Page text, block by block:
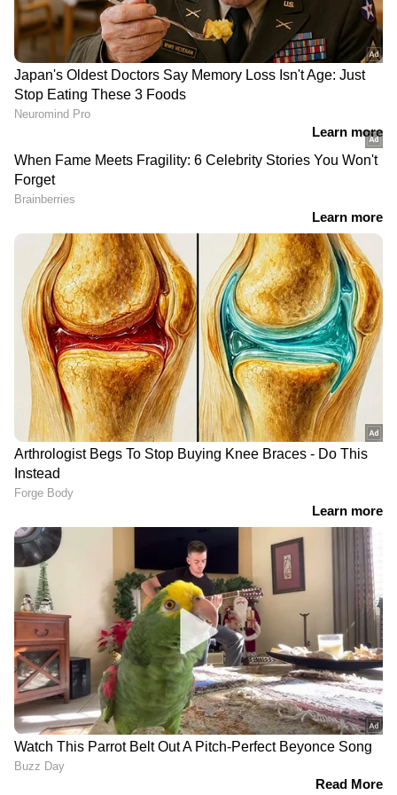
DOWNLOAD APP
RECOMMENDED STORIES
40 വർഷം മുമ്പ് മോഷണം
പോയ പുസ്തകം
തപാലിലെത്തി തിരികെ;
ഒപ്പം കണ്ണുനിറയ്ക്കുന്ന
മാപ്പപേക്ഷയും 100
ഡോളറും!
ചീവീടുകളുടെ ശബ്ദം
കേട്ടത് നാല് മണിക്കൂർ;
പിന്നാലെ 18 -കാരന്
കേൾവിശക്തി നഷ്ടപ്പെട്ടു;
മുന്നറിയിപ്പുമായി
ഡോക്ടർമാർ